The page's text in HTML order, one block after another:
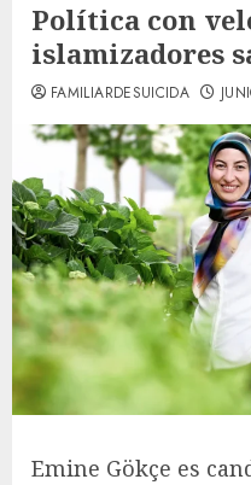
Política con
islamizadores
FAMILIARDESUICIDA
Emine Gökçe es